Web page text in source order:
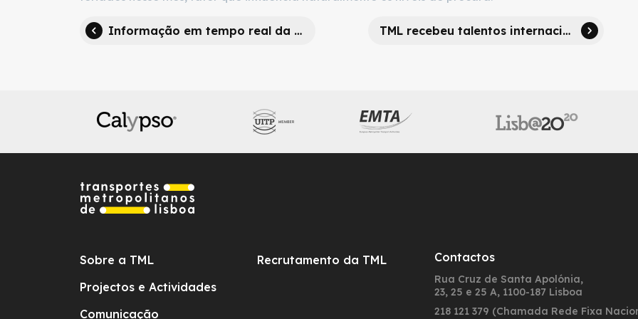
Informação em tempo real da TML mereceu prémio Transportation Hero Awards TML recebeu talentos internacionais da Transdev que quiseram conhecer o seu modelo inovador para a mobilidade
Sobre a TML
Projectos e Actividades
Comunicação
Recrutamento da TML Contactos
Rua Cruz de Santa Apolónia,
23, 25 e 25 A, 1100-187 Lisboa
218 121 379 (Chamada Rede Fixa